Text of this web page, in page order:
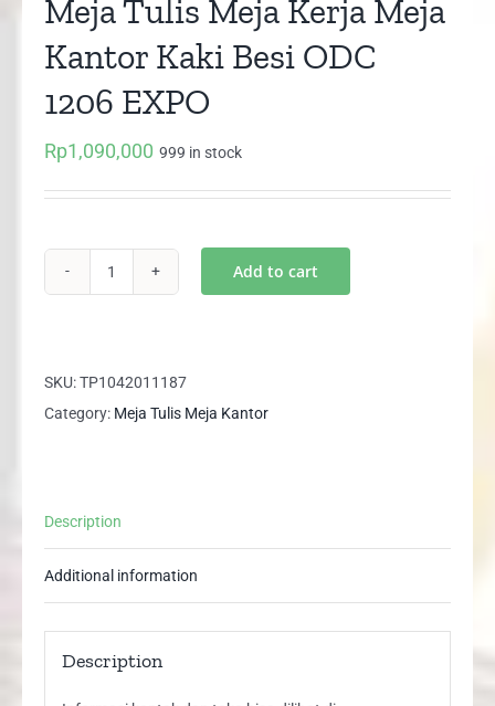
Meja Tulis Meja Kerja Meja
Kantor Kaki Besi ODC
1206 EXPO
Rp1,090,000 999 in stock
Kerja
Meja
ODC
Add to cart
SKU:TP1042011187
Category: Meja Tulis Meja Kantor
Description
Additional information
Description